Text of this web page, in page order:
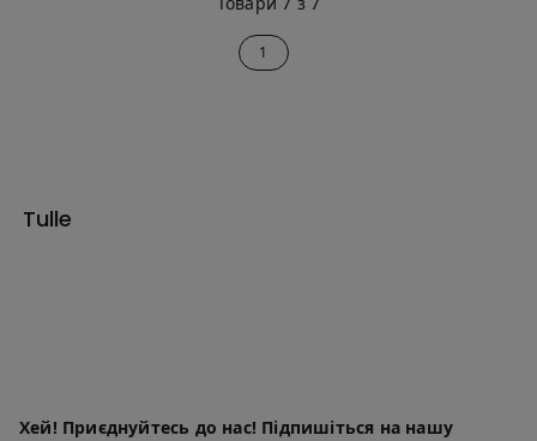
1
Tulle
Хей! Приєднуйтесь до нас! Підпишіться на нашу